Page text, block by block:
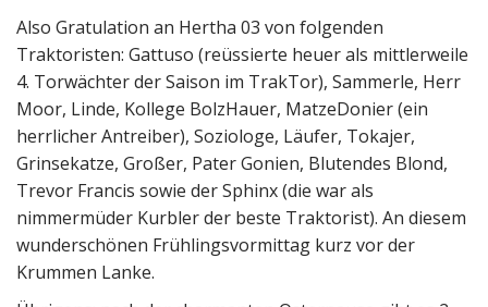
Also Gratulation an Hertha 03 von folgenden
Traktoristen: Gattuso (reüssierte heuer als mittlerweile
4. Torwächter der Saison im TrakTor), Sammerle, Herr
Moor, Linde, Kollege BolzHauer, MatzeDonier (ein
herrlicher Antreiber), Soziologe, Läufer, Tokajer,
Grinsekatze, Großer, Pater Gonien, Blutendes Blond,
Trevor Francis sowie der Sphinx (die war als
nimmermüder Kurbler der beste Traktorist). An diesem
wunderschönen Frühlingsvormittag kurz vor der
Krummen Lanke.